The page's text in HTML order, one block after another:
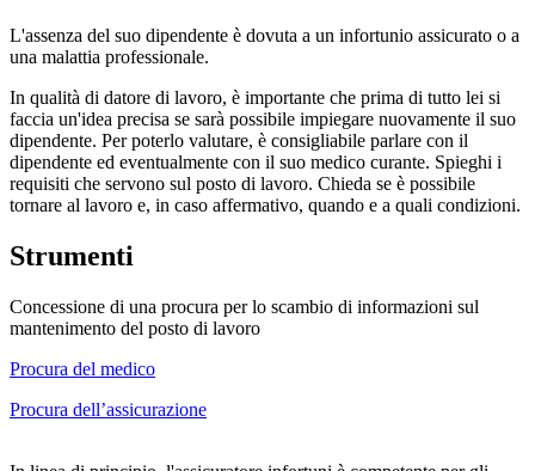
L'assenza del suo dipendente è dovuta a un infortunio assicurato o a
una malattia professionale.
In qualità di datore di lavoro, è importante che prima di tutto lei si
faccia un'idea precisa se sarà possibile impiegare nuovamente il suo
dipendente. Per poterlo valutare, è consigliabile parlare con il
dipendente ed eventualmente con il suo medico curante. Spieghi i
requisiti che servono sul posto di lavoro. Chieda se è possibile
tornare al lavoro e, in caso affermativo, quando e a quali condizioni.
Strumenti
Concessione di una procura per lo scambio di informazioni sul
mantenimento del posto di lavoro
Procura del medico
Procura dell’assicurazione